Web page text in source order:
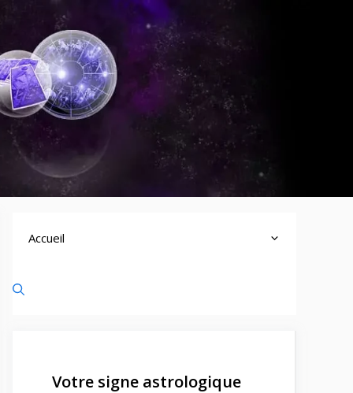
Accueil
Votre signe astrologique